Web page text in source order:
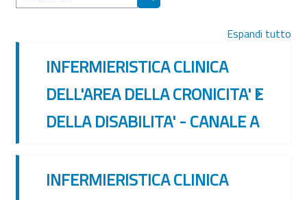
Cerca corsi
Espandi tutto
INFERMIERISTICA CLINICA
DELL'AREA DELLA CRONICITA' E
DELLA DISABILITA' - CANALE A
INFERMIERISTICA CLINICA